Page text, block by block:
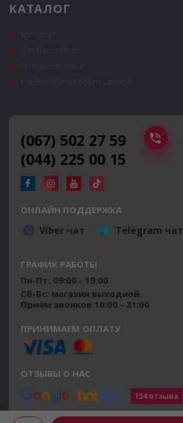
КАТАЛОГ
(067) 502 27 59
(044) 225 00 15
ОНЛАЙН ПОДДЕРЖКА
Viber чат Telegram чат
ГРАФИК РАБОТЫ
Пн-Пт: 09:00 - 19:00
Сб-Вс: магазин выходной.
Приём звонков 10:00 - 21:00
ПРИНИМАЕМ ОПЛАТУ
ОТЗЫВЫ О НАС
154 отзыва